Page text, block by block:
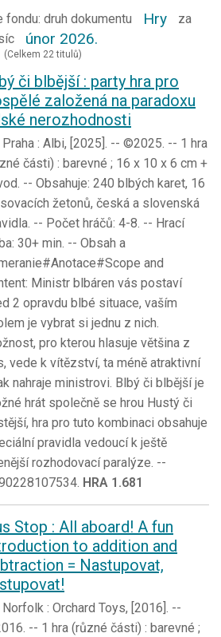
fondu: druh dokumentu Hry
za
únor 2026.
(Celkem 22 titulů)
či blbější : party hra pro
založená na paradoxu
nerozhodnosti
: Albi, [2025]. -- ©2025. -- 1 hra
části) : barevné ; 16 x 10 x 6 cm +
-- Obsahuje: 240 blbých karet, 16
žetonů, česká a slovenská
-- Počet hráčů: 4-8. -- Hrací
30+ min. -- Obsah a
and
Ministr blbáren vás postaví
2 opravdu blbé situace, vaším
je vybrat si jednu z nich.
pro kterou hlasuje většina z
vede k vítězství, ta méně atraktivní
nahraje ministrovi. Blbý či blbější je
hrát společně se hrou Hustý či
hra pro tuto kombinaci obsahuje
pravidla vedoucí k ještě
rozhodovací paralýze. --
HRA 1.681
Stop : All aboard! A fun
to addition and
= Nastupovat,
: Orchard Toys, [2016]. --
-- 1 hra (různé části) : barevné ;